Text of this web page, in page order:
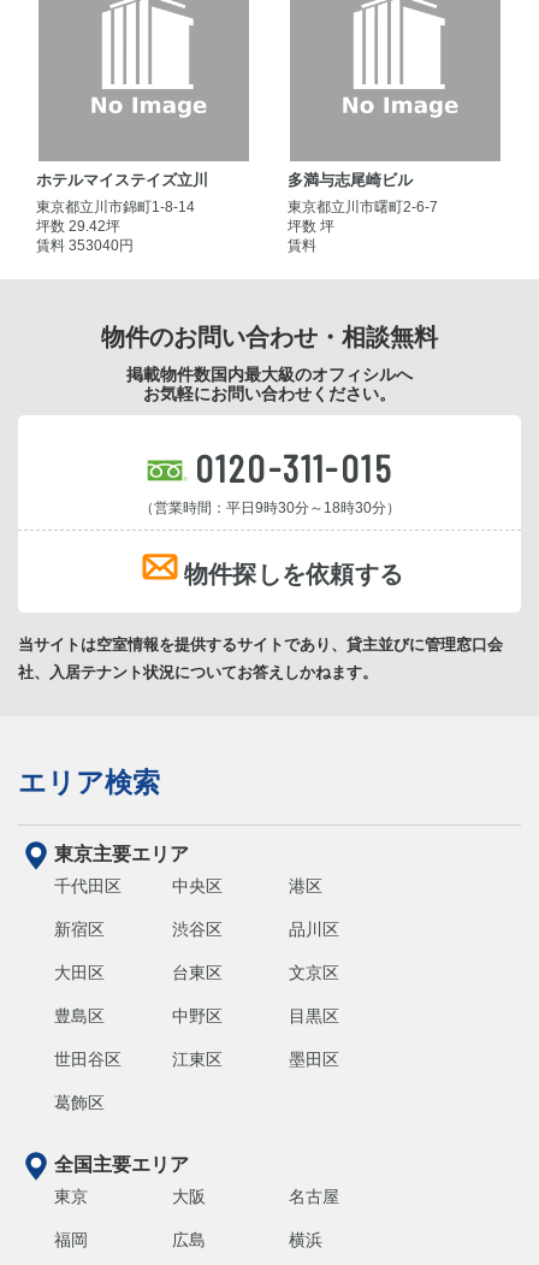
ホテルマイステイズ立川
東京都立川市錦町1-8-14
坪数 29.42坪
賃料 353040円
多満与志尾崎ビル
東京都立川市曙町2-6-7
坪数 坪
賃料
物件のお問い合わせ・相談無料
掲載物件数国内最大級のオフィシルへ
お気軽にお問い合わせください。
0120-311-015
（営業時間：平日9時30分～18時30分）
物件探しを依頼する
当サイトは空室情報を提供するサイトであり、貸主並びに管理窓口会
社、入居テナント状況についてお答えしかねます。
エリア検索
東京主要エリア
千代田区 中央区 港区
新宿区 渋谷区 品川区
大田区 台東区 文京区
豊島区 中野区 目黒区
世田谷区 江東区 墨田区
葛飾区
全国主要エリア
東京 大阪 名古屋
福岡 広島 横浜